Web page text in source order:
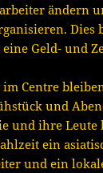
ändern
Dies
Geld- und
Centre
und
und ihre
ein
und ein